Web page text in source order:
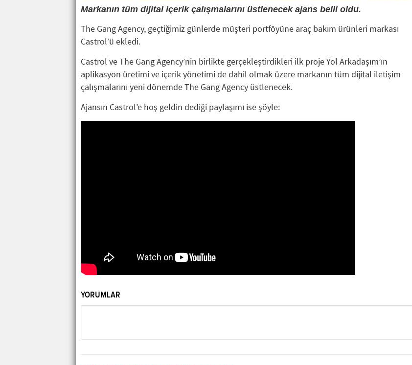
Markanın tüm dijital içerik çalışmalarını üstlenecek ajans belli oldu.
The Gang Agency, geçtiğimiz günlerde müşteri portföyüne araç bakım ürünleri markası
Castrol’ü ekledi.
Castrol ve The Gang Agency’nin birlikte gerçekleştirdikleri ilk proje Yol Arkadaşım’ın
aplikasyon üretimi ve içerik yönetimi de dahil olmak üzere markanın tüm dijital iletişim
çalışmalarını yeni dönemde The Gang Agency üstlenecek.
Ajansın Castrol’e hoş geldin dediği paylaşımı ise şöyle:
YORUMLAR